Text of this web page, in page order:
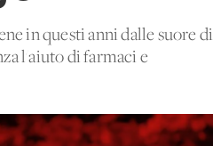
in questi anni dalle suore di
l'aiuto di farmaci e